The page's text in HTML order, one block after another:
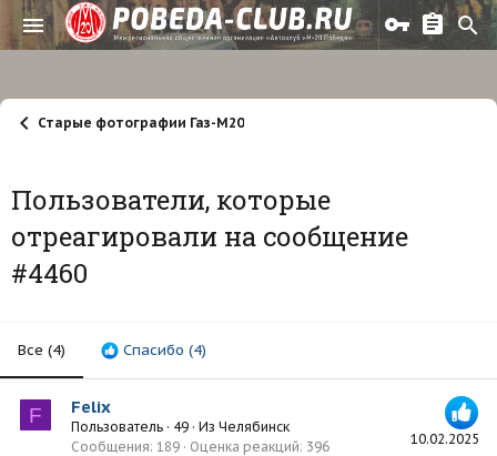
Старые фотографии Газ-М20
Пользователи, которые
отреагировали на сообщение
#4460
Все (4) Спасибо (4)
F
10.02.2025
Felix
Пользователь · 49 · Из Челябинск
Сообщения 189 Оценка реакций 396